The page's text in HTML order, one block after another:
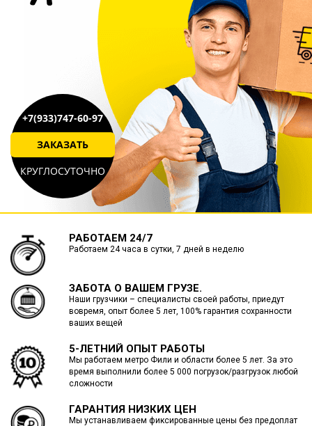
+7(933)747-60-97
ЗАКАЗАТЬ
КРУГЛОСУТОЧНО
РАБОТАЕМ 24/7
Работаем 24 часа в сутки, 7 дней в неделю
ЗАБОТА О ВАШЕМ ГРУЗЕ.
Наши грузчики – специалисты своей работы, приедут
вовремя, опыт более 5 лет, 100% гарантия сохранности
ваших вещей
5-ЛЕТНИЙ ОПЫТ РАБОТЫ
Мы работаем метро Фили и области более 5 лет. За это
время выполнили более 5 000 погрузок/разгрузок любой
сложности
ГАРАНТИЯ НИЗКИХ ЦЕН
Мы устанавливаем фиксированные цены без предоплат